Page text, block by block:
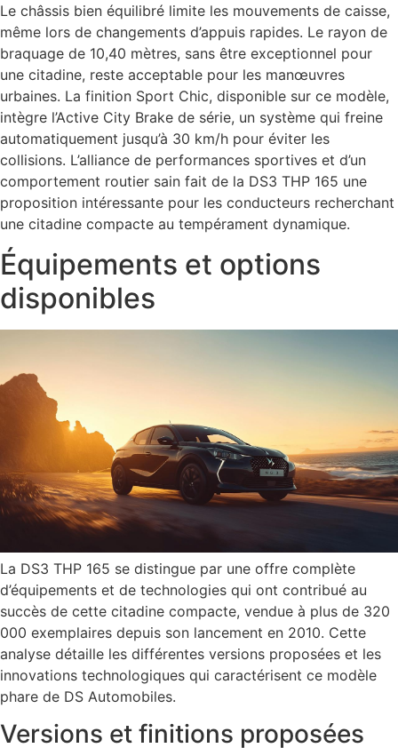
Le châssis bien équilibré limite les mouvements de caisse,
même lors de changements d’appuis rapides. Le rayon de
braquage de 10,40 mètres, sans être exceptionnel pour
une citadine, reste acceptable pour les manœuvres
urbaines. La finition Sport Chic, disponible sur ce modèle,
intègre l’Active City Brake de série, un système qui freine
automatiquement jusqu’à 30 km/h pour éviter les
collisions. L’alliance de performances sportives et d’un
comportement routier sain fait de la DS3 THP 165 une
proposition intéressante pour les conducteurs recherchant
une citadine compacte au tempérament dynamique.
Équipements et options
disponibles
La DS3 THP 165 se distingue par une offre complète
d’équipements et de technologies qui ont contribué au
succès de cette citadine compacte, vendue à plus de 320
000 exemplaires depuis son lancement en 2010. Cette
analyse détaille les différentes versions proposées et les
innovations technologiques qui caractérisent ce modèle
phare de DS Automobiles.
Versions et finitions proposées